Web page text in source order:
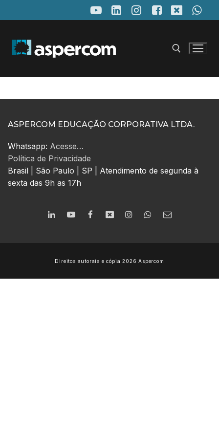
para
conteúdo
ASPERCOM EDUCAÇÃO CORPORATIVA LTDA.
Whatsapp: Acesse…
Política de Privacidade
Brasil | São Paulo | SP | Atendimento de segunda à
sexta das 9h as 17h
Direitos autorais e cópia 2026 Aspercom